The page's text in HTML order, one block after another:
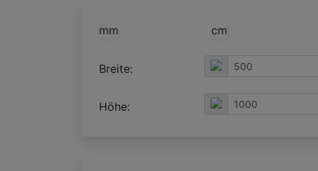
mm cm
Breite:
Höhe: